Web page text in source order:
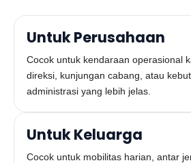
Untuk Perusahaan
Cocok untuk kendaraan operasional
direksi, kunjungan cabang, atau
administrasi yang lebih jelas.
Untuk Keluarga
Cocok untuk mobilitas harian, antar